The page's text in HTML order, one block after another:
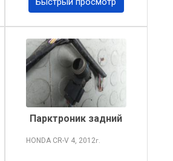
Парктроник задний
HONDA CR-V 4, 2012г.